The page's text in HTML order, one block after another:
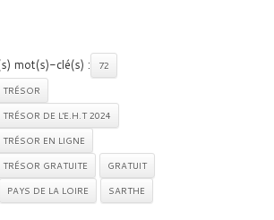
mot(s)-clé(s) :
72
DE L'E.H.T 2024
EN LIGNE
GRATUITE
GRATUIT
PAYS DE LA LOIRE SARTHE